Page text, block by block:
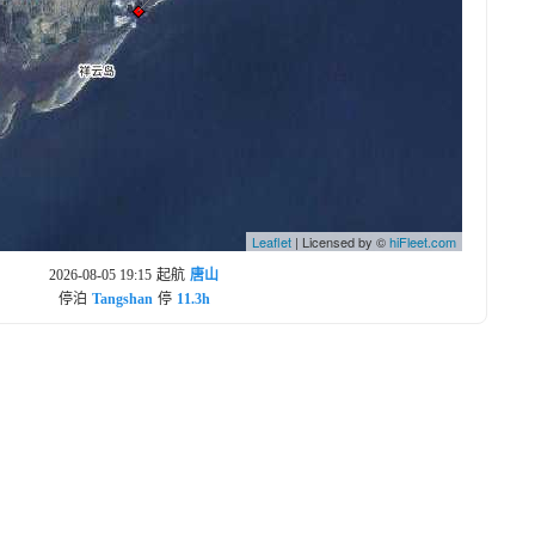
Leaflet | Licensed by ©hiFleet.com
2026-08-05 19:15 起航 唐山
停泊 Tangshan 停 11.3h